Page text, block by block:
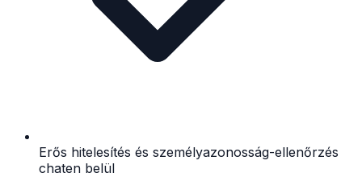
Erős hitelesítés és személyazonosság-ellenőrzés
chaten belül